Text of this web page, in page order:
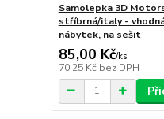
Samolepka 3D
stříbrná/italy -
nábytek, na sešit
85,00 Kč/ks
70,25 Kč bez DPH